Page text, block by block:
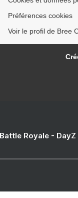
Préférences cookies
Voir le profil de Bree
Royale - DayZ